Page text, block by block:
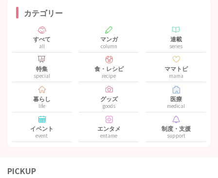
カテゴリー
すべて
all
マンガ
column
連載
series
特集
special
食・レシピ
recipe
ママトピ
mama
暮らし
life
グッズ
goods
医療
medical
イベント
event
エンタメ
entame
制度・支援
support
PICKUP